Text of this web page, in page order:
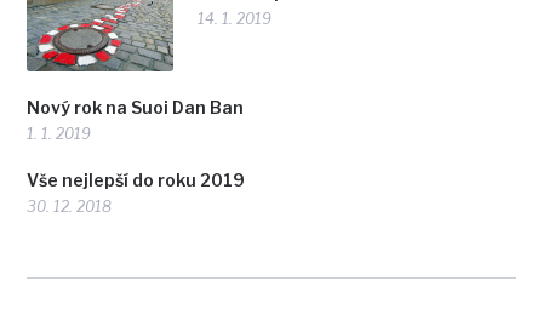
14. 1. 2019
Nový rok na Suoi Dan Ban
1. 1. 2019
Vše nejlepší do roku 2019
30. 12. 2018